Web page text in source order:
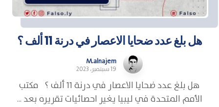
هل بلغ عدد ضحايا الاعصار في درنة 11 ألف ؟
M.alnajem
19 سبتمبر، 2023
هل بلغ عدد ضحايا الاعصار في درنة 11 ألف ؟ مكتب
الأمم المتحدة في ليبيا يغير احصائيات تقريره بعد ...